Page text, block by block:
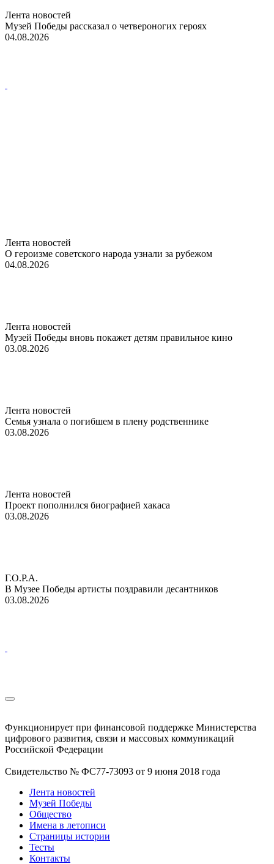
Лента новостей
Музей Победы рассказал о четвероногих героях
04.08.2026
Лента новостей
О героизме советского народа узнали за рубежом
04.08.2026
Лента новостей
Музей Победы вновь покажет детям правильное кино
03.08.2026
Лента новостей
Семья узнала о погибшем в плену родственнике
03.08.2026
Лента новостей
Проект пополнился биографией хакаса
03.08.2026
Г.О.Р.А.
В Музее Победы артисты поздравили десантников
03.08.2026
Функционирует при финансовой поддержке Министерства
цифрового развития, связи и массовых коммуникаций
Российской Федерации
Свидетельство № ФС77-73093 от 9 июня 2018 года
Лента новостей
Музей Победы
Общество
Имена в летописи
Страницы истории
Тесты
Контакты